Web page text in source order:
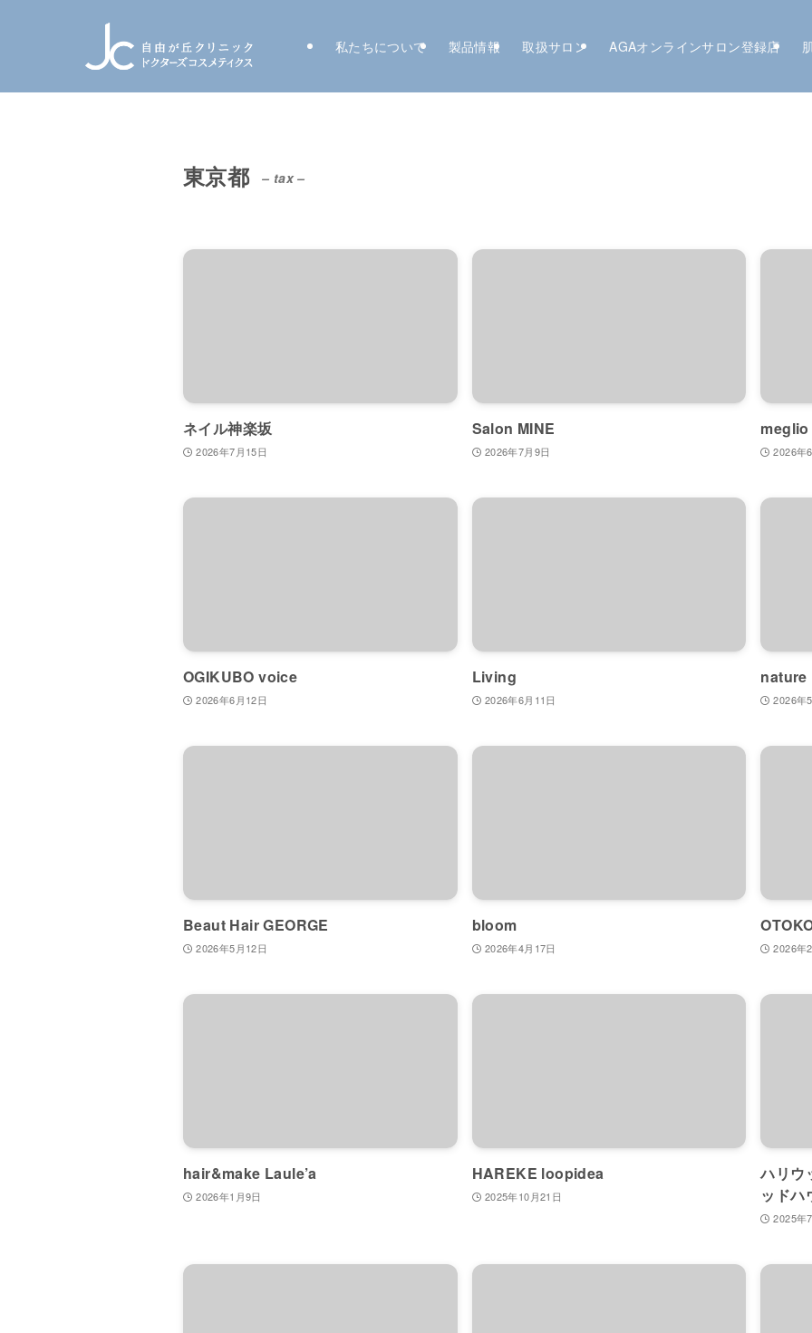
私たちについて 製品情報 取扱サロン AGAオンラインサロン登録店
東京都 – tax –
ネイル神楽坂
2026年7月15日
Salon MINE
2026年7月9日
meglio
2026年
OGIKUBO voice
2026年6月12日
Living
2026年6月11日
nature
2026年
Beaut Hair GEORGE
2026年5月12日
bloom
2026年4月17日 2026年
hair&make Laule’a
2026年1月9日
HAREKE loopidea
2025年10月21日
ハリウ
ッドハ
2025年